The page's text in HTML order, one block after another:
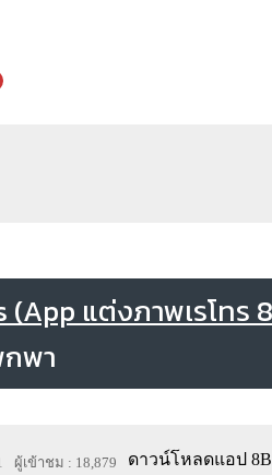
แต่งภาพเรโทร
ผู้เข้าชม : 18,879
ดาวน์โหลดแอป